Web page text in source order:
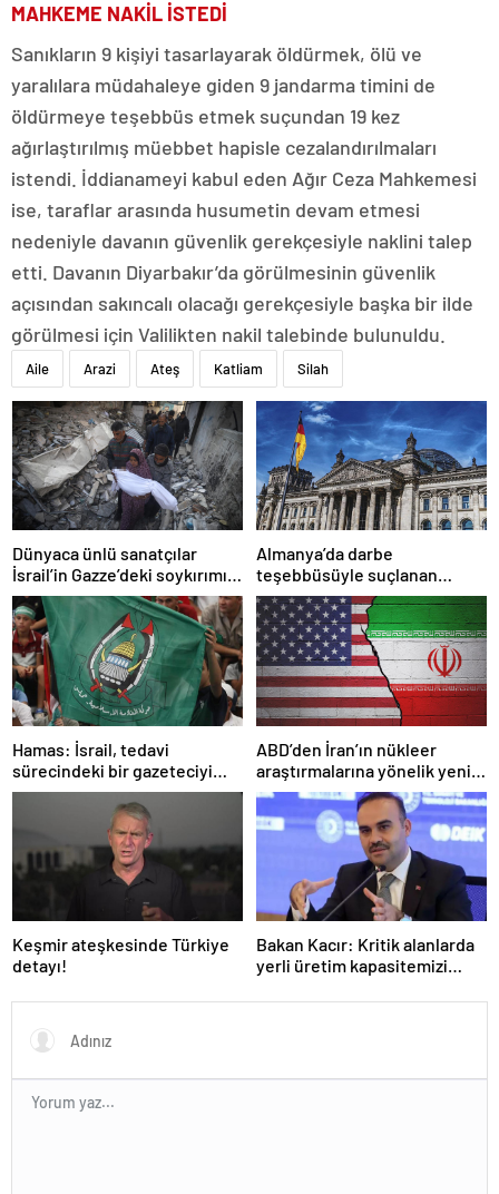
MAHKEME NAKİL İSTEDİ
Sanıkların 9 kişiyi tasarlayarak öldürmek, ölü ve
yaralılara müdahaleye giden 9 jandarma timini de
öldürmeye teşebbüs etmek suçundan 19 kez
ağırlaştırılmış müebbet hapisle cezalandırılmaları
istendi. İddianameyi kabul eden Ağır Ceza Mahkemesi
ise, taraflar arasında husumetin devam etmesi
nedeniyle davanın güvenlik gerekçesiyle naklini talep
etti. Davanın Diyarbakır’da görülmesinin güvenlik
açısından sakıncalı olacağı gerekçesiyle başka bir ilde
görülmesi için Valilikten nakil talebinde bulunuldu.
Aile Arazi Ateş Katliam Silah
Dünyaca ünlü sanatçılar
İsrail’in Gazze’deki soykırımını
kınadı
Almanya’da darbe
teşebbüsüyle suçlanan
örgüte ait dernek yasaklandı
Hamas: İsrail, tedavi
sürecindeki bir gazeteciyi
öldürerek savaş suçu
ABD’den İran’ın nükleer
araştırmalarına yönelik yeni
yaptırımlar
Keşmir ateşkesinde Türkiye
detayı!
Bakan Kacır: Kritik alanlarda
yerli üretim kapasitemizi